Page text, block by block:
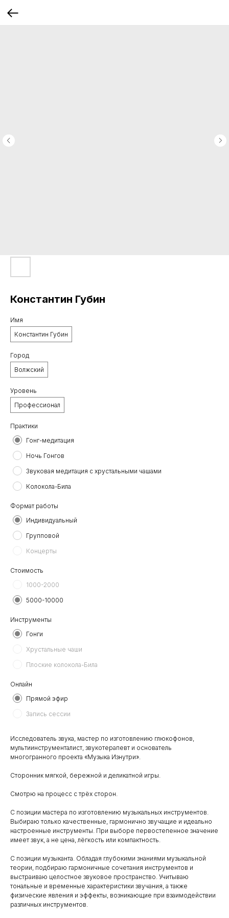
Константин Губин
Имя
Константин Губин
Город
Волжский
Уровень
Профессионал
Практики
Гонг-медитация
Ночь Гонгов
Звуковая медитация с хрустальными чашами
Колокола-Била
Формат работы
Индивидуальный
Групповой
Концерты
Стоимость
1000-2000
5000-10000
Инструменты
Гонги
Хрустальные чаши
Плоские колокола-Била
Онлайн
Прямой эфир
Запись сессии
Исследователь звука, мастер по изготовлению глюкофонов,
мультиинструменталист, звукотерапевт и основатель
многогранного проекта «Музыка Изнутри».
Сторонник мягкой, бережной и деликатной игры.
Смотрю на процесс с трёх сторон.
С позиции мастера по изготовлению музыкальных инструментов.
Выбираю только качественные, гармонично звучащие и идеально
настроенные инструменты. При выборе первостепенное значение
имеет звук, а не цена, лёгкость или компактность.
С позиции музыканта. Обладая глубокими знаниями музыкальной
теории, подбираю гармоничные сочетания инструментов и
выстраиваю целостное звуковое пространство. Учитываю
тональные и временные характеристики звучания, а также
физические явления и эффекты, возникающие при взаимодействии
различных инструментов.